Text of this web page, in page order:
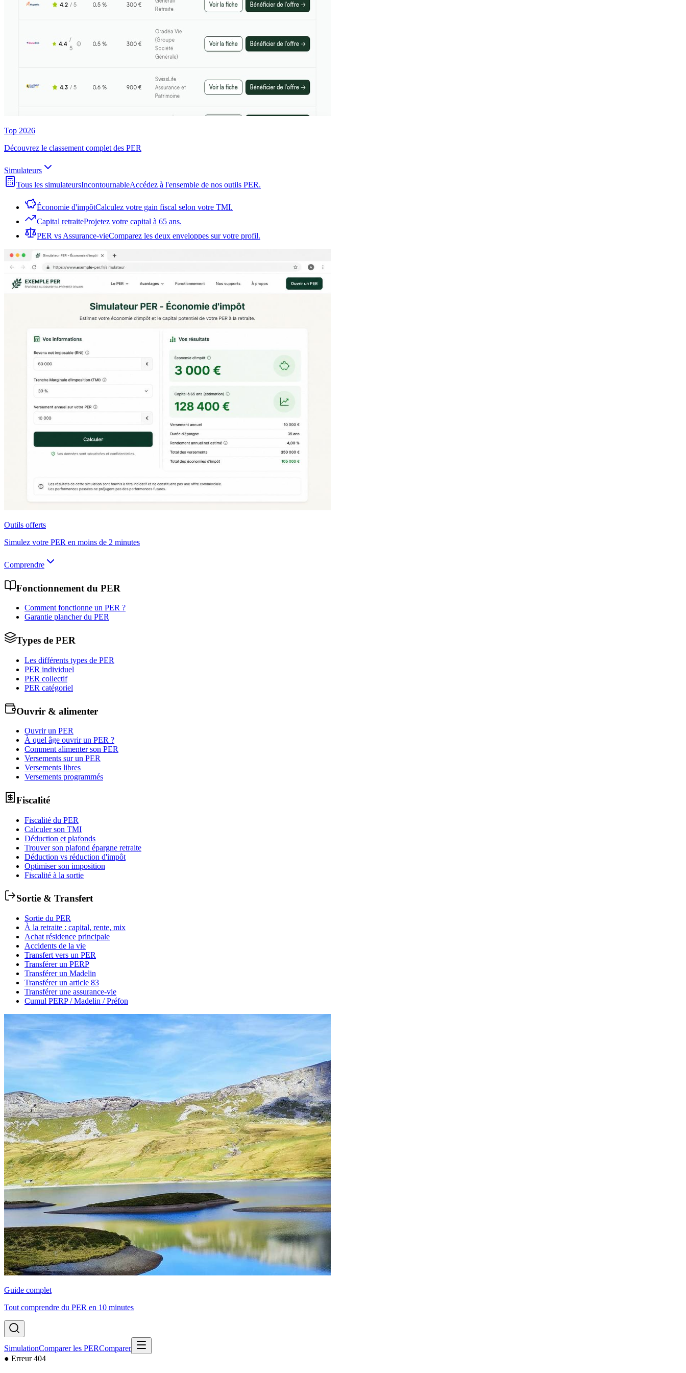
Top 2026
Découvrez le classement complet des PER
Simulateurs
Tous les simulateursIncontournableAccédez à l'ensemble de nos outils PER.
Économie d'impôtCalculez votre gain fiscal selon votre TMI.
Capital retraiteProjetez votre capital à 65 ans.
PER vs Assurance-vieComparez les deux enveloppes sur votre profil.
Outils offerts
Simulez votre PER en moins de 2 minutes
Comprendre
Fonctionnement du PER
Comment fonctionne un PER ?
Garantie plancher du PER
Types de PER
Les différents types de PER
PER individuel
PER collectif
PER catégoriel
Ouvrir & alimenter
Ouvrir un PER
À quel âge ouvrir un PER ?
Comment alimenter son PER
Versements sur un PER
Versements libres
Versements programmés
Fiscalité
Fiscalité du PER
Calculer son TMI
Déduction et plafonds
Trouver son plafond épargne retraite
Déduction vs réduction d'impôt
Optimiser son imposition
Fiscalité à la sortie
Sortie & Transfert
Sortie du PER
À la retraite : capital, rente, mix
Achat résidence principale
Accidents de la vie
Transfert vers un PER
Transférer un PERP
Transférer un Madelin
Transférer un article 83
Transférer une assurance-vie
Cumul PERP / Madelin / Préfon
Guide complet
Tout comprendre du PER en 10 minutes
SimulationComparer les PERComparer
● Erreur 404